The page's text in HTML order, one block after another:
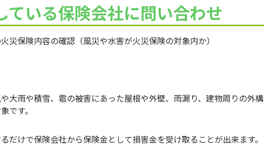
ている保険会社に問い合わせ
保険内容の確認（風災や水害が火災保険の対象内か）
雨や積雪、雹の被害にあった屋根や外壁、雨漏り、建物周りの外構
です。
けで保険会社から保険金として損害金を受け取ることが出来ます。